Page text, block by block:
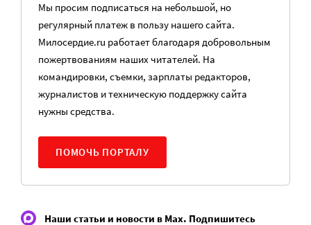
Мы просим подписаться на небольшой, но
регулярный платеж в пользу нашего сайта.
Милосердие.ru работает благодаря добровольным
пожертвованиям наших читателей. На
командировки, съемки, зарплаты редакторов,
журналистов и техническую поддержку сайта
нужны средства.
ПОМОЧЬ ПОРТАЛУ
Наши статьи и новости в Max. Подпишитесь